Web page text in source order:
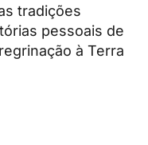
tradições
pessoais de
à Terra